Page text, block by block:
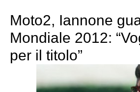
Moto2, Iannone
Mondiale 2012:
per il titolo”